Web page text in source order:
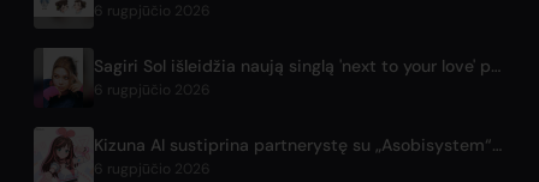
6 rugpjūčio 2026
Sagiri Sol išleidžia naują singlą 'next to your love' po pertraukos
6 rugpjūčio 2026
Kizuna AI sustiprina partnerystę su „Asobisystem“ prieš pat 10-metį minintį pasaulinį turą
6 rugpjūčio 2026